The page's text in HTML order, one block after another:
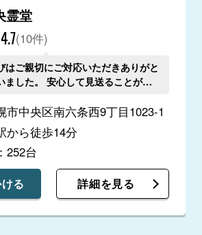
堂
4.7(10件)
はご親切にご対応いただきありがと
ました。 安心して見送ることがで
市中央区南六条西9丁目1023-1
から徒歩14分
252台
る 詳細を見る